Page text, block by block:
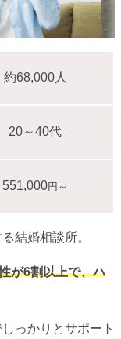
約68,000人
20～40代
551,000円～
結婚相談所。
が6割以上で、ハ
しっかりとサポート